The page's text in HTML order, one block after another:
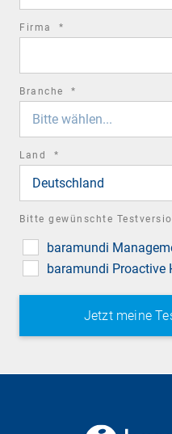
Firma *
Branche *
Bitte wählen...
Land *
Deutschland
Bitte gewünschte
baramundi
baramundi Proactive